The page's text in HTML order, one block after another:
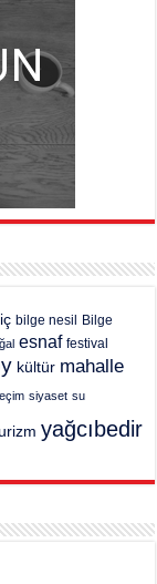
bilge nesil
Bilge
esnaf festival
kültür mahalle
siyaset su
yağcıbedir